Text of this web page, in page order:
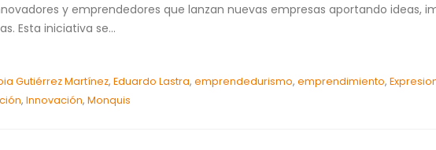
y emprendedores que lanzan nuevas empresas aportando
Esta iniciativa se...
Gutiérrez Martínez, Eduardo Lastra, emprendedurismo, emprendimiento,
, Innovación, Monquis